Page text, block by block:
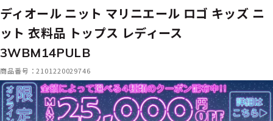
ディオール ニット マリニエール ロゴ キッズ ニ
ット 衣料品 トップス レディース
3WBM14PULB
商品番号：2101220029746